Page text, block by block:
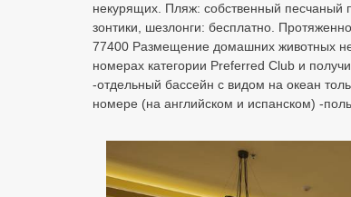
некурящих. Пляж: собственный песчаный
зонтики, шезлонги: бесплатно.
77400 Размещение домашних животных
номерах категории Preferred Club и
-отдельный бассейн с видом на океан
номере (на английском и испанском) -